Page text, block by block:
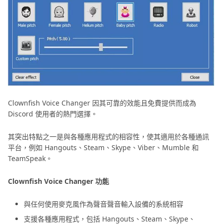
Clownfish Voice Changer 因其可靠的效能且免費提供而成為
Discord 使用者的熱門選擇。
其突出特點之一是與各種應用程式的相容性，使其適用於各種通訊
平台，例如 Hangouts、Steam、Skype、Viber、Mumble 和
TeamSpeak。
Clownfish Voice Changer 功能
與任何使用麥克風作為聲音聲音輸入設備的系統相容
支援各種應用程式，包括 Hangouts、Steam、Skype、